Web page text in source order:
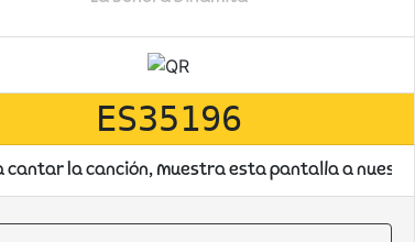
ES35196
la canción, muestra esta pantalla a nuestros